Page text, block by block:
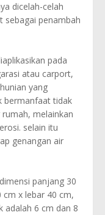
dicelah-celah
sebagai penambah
pada
atau carport,
yang
bermanfaat tidak
melainkan
selain itu
genangan air
panjang 30
cm x lebar 40 cm,
adalah 6 cm dan 8